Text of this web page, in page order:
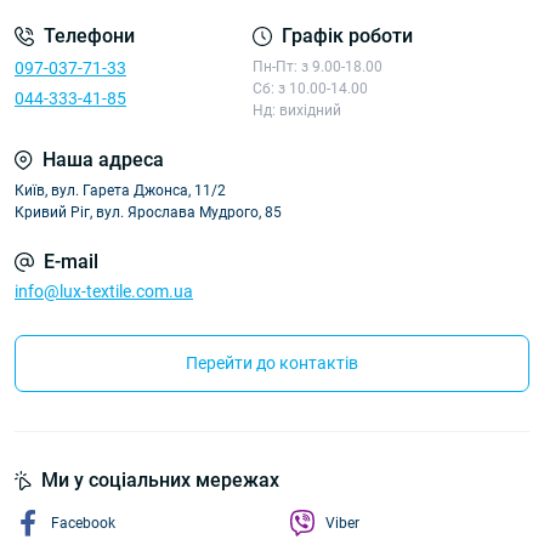
Телефони
097-037-71-33
044-333-41-85
Графік роботи
Пн-Пт: з 9.00-18.00
Сб: з 10.00-14.00
Нд: вихідний
Наша адреса
Київ, вул. Гарета Джонса, 11/2
Кривий Ріг, вул. Ярослава Мудрого, 85
E-mail
info@lux-textile.com.ua
Перейти до контактів
Ми у соціальних мережах
Facebook Viber